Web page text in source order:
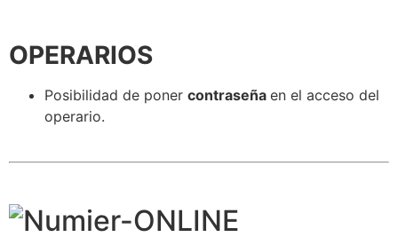
OPERARIOS
Posibilidad de poner contraseña en el acceso del
operario.